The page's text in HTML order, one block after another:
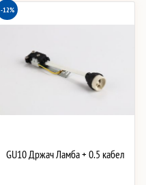
-12%
GU10 Држач Ламба + 0.5 кабел